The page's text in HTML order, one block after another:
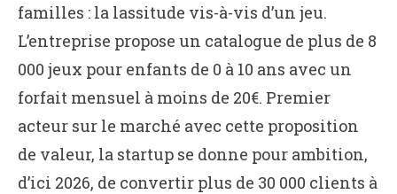
familles : la lassitude vis-à-vis d’un jeu.
L’entreprise propose un catalogue de plus de 8
000 jeux pour enfants de 0 à 10 ans avec un
forfait mensuel à moins de 20€. Premier
acteur sur le marché avec cette proposition
de valeur, la startup se donne pour ambition,
d’ici 2026, de convertir plus de 30 000 clients à